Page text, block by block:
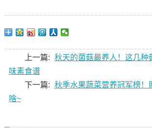
上一篇: 秋天的菌菇最养人！这几种
味素食谱
下一篇: 秋季水果蔬菜营养冠军榜！
啥~